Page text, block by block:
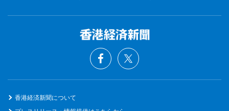
香港経済新聞について